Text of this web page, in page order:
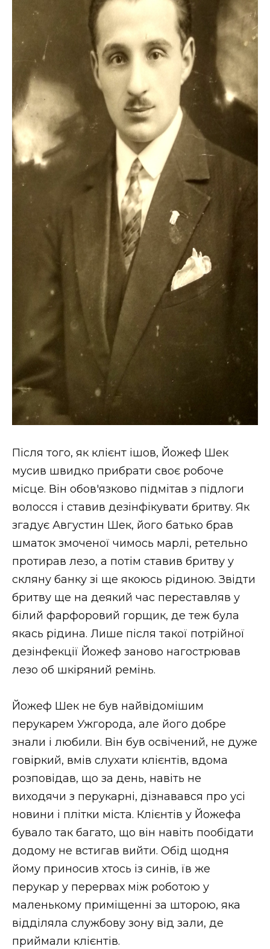
Після того, як клієнт ішов, Йожеф Шек
мусив швидко прибрати своє робоче
місце. Він обов'язково підмітав з підлоги
волосся і ставив дезінфікувати бритву. Як
згадує Августин Шек, його батько брав
шматок змоченої чимось марлі, ретельно
протирав лезо, а потім ставив бритву у
скляну банку зі ще якоюсь рідиною. Звідти
бритву ще на деякий час переставляв у
білий фарфоровий горщик, де теж була
якась рідина. Лише після такої потрійної
дезінфекції Йожеф заново нагострював
лезо об шкіряний ремінь.
Йожеф Шек не був найвідомішим
перукарем Ужгорода, але його добре
знали і любили. Він був освічений, не дуже
говіркий, вмів слухати клієнтів, вдома
розповідав, що за день, навіть не
виходячи з перукарні, дізнавався про усі
новини і плітки міста. Клієнтів у Йожефа
бувало так багато, що він навіть пообідати
додому не встигав вийти. Обід щодня
йому приносив хтось із синів, їв же
перукар у перервах між роботою у
маленькому приміщенні за шторою, яка
відділяла службову зону від зали, де
приймали клієнтів.